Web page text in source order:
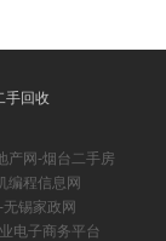
手回收
产网-烟台二手房
编程信息网
锡家政网
电子商务平台